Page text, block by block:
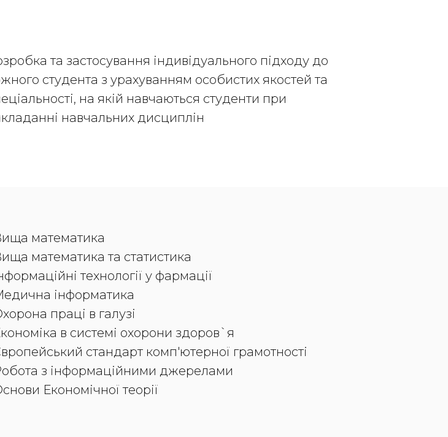
та застосування індивідуального підходу до
студента з урахуванням особистих якостей та
на якій навчаються студенти при
навчальних дисциплін
математика
математика та статистика
технології у фармації
інформатика
праці в галузі
в системі охорони здоров`я
стандарт комп'ютерної грамотності
з інформаційними джерелами
Економічної теорії